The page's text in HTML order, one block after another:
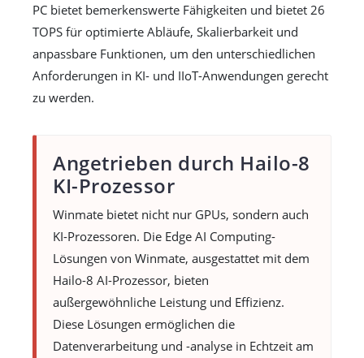
PC bietet bemerkenswerte Fähigkeiten und bietet 26
TOPS für optimierte Abläufe, Skalierbarkeit und
anpassbare Funktionen, um den unterschiedlichen
Anforderungen in KI- und IIoT-Anwendungen gerecht
zu werden.
Angetrieben durch Hailo-8
KI-Prozessor
Winmate bietet nicht nur GPUs, sondern auch
KI-Prozessoren. Die Edge AI Computing-
Lösungen von Winmate, ausgestattet mit dem
Hailo-8 AI-Prozessor, bieten
außergewöhnliche Leistung und Effizienz.
Diese Lösungen ermöglichen die
Datenverarbeitung und -analyse in Echtzeit am